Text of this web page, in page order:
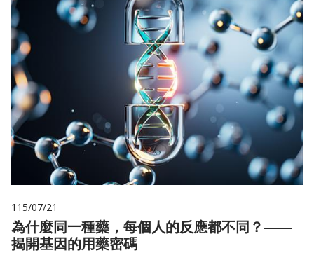
115/07/21
為什麼同一種藥，每個人的反應都不同？——
揭開基因的用藥密碼